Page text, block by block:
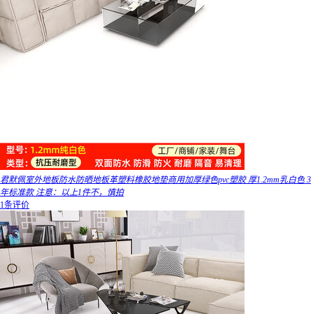
君默佩室外地板防水防晒地板革塑料橡胶地垫商用加厚绿色pvc塑胶 厚1.2mm乳白色 3
年标准款 注意：以上1件不，慎拍
1条评价